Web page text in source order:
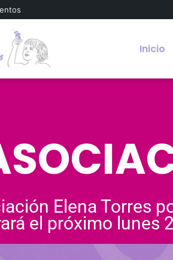
Inicio
Elena Torres
el próximo lunes